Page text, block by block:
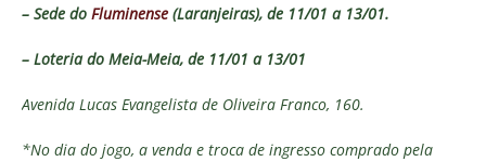
– Sede do Fluminense (Laranjeiras), de 11/01 a 13/01.
– Loteria do Meia-Meia, de 11/01 a 13/01
Avenida Lucas Evangelista de Oliveira Franco, 160.
*No dia do jogo, a venda e troca de ingresso comprado pela